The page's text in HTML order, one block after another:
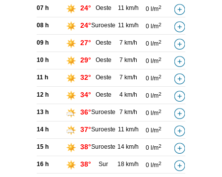
07 h 24° Oeste 11 km/h 0 l/m2
08 h 24°Suroeste 11 km/h 0 l/m2
09 h 27° Oeste 7 km/h 0 l/m2
10 h 29° Oeste 7 km/h 0 l/m2
11 h 32° Oeste 7 km/h 0 l/m2
12 h 34° Oeste 4 km/h 0 l/m2
13 h 36°Suroeste 7 km/h 0 l/m2
14 h 37°Suroeste 11 km/h 0 l/m2
15 h 38°Suroeste 14 km/h 0 l/m2
16 h 38° Sur 18 km/h 0 l/m2